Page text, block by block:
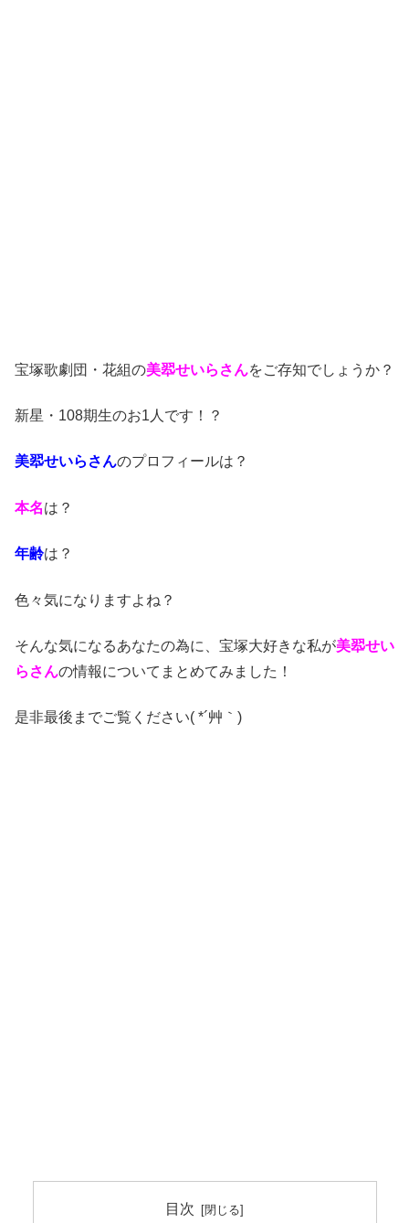
宝塚歌劇団・花組の美翆せいらさんをご存知でしょうか？
新星・108期生のお1人です！？
美翆せいらさんのプロフィールは？
本名は？
年齢は？
色々気になりますよね？
そんな気になるあなたの為に、宝塚大好きな私が美翆せい
ら さんの情報についてまとめてみました！
是非最後までご覧ください( *´艸｀)
目次